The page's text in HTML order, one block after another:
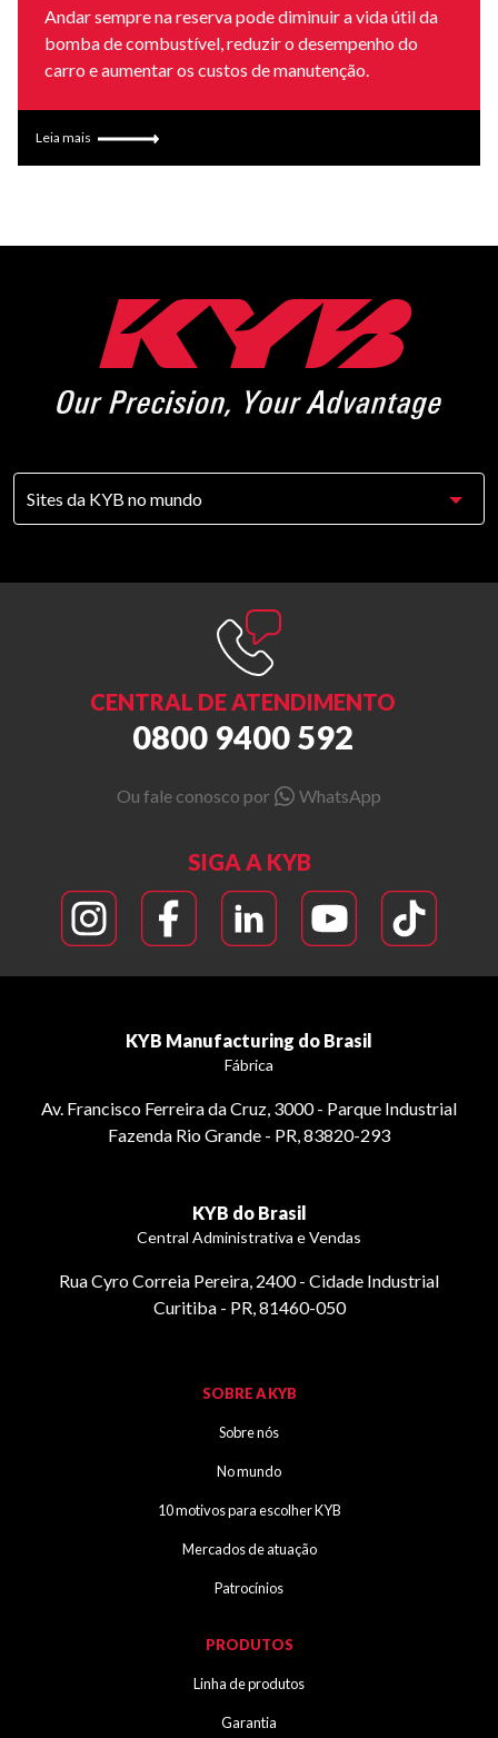
Andar sempre na reserva pode diminuir a vida útil da
bomba de combustível, reduzir o desempenho do
carro e aumentar os custos de manutenção.
Leia mais
CENTRAL DE ATENDIMENTO
0800 9400 592
Ou fale conosco por WhatsApp
SIGA A KYB
KYB Manufacturing do Brasil
Fábrica
Av. Francisco Ferreira da Cruz, 3000 - Parque Industrial
Fazenda Rio Grande - PR, 83820-293
KYB do Brasil
Central Administrativa e Vendas
Rua Cyro Correia Pereira, 2400 - Cidade Industrial
Curitiba - PR, 81460-050
SOBRE A KYB
Sobre nós
No mundo
10 motivos para escolher KYB
Mercados de atuação
Patrocínios
PRODUTOS
Linha de produtos
Garantia